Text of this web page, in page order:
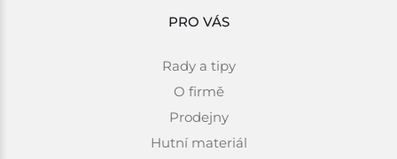
PRO VÁS
Rady a tipy
O firmě
Prodejny
Hutní materiál